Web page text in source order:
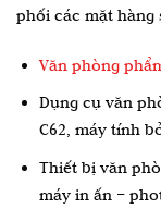
phối các mặt hàng
Văn phòng
Dụng cụ văn
C62, máy tính
Thiết bị văn
máy in ấn –